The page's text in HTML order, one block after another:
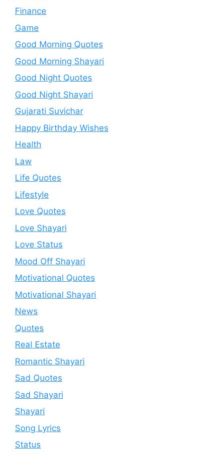
Finance
Game
Good Morning Quotes
Good Morning Shayari
Good Night Quotes
Good Night Shayari
Gujarati Suvichar
Happy Birthday Wishes
Health
Law
Life Quotes
Lifestyle
Love Quotes
Love Shayari
Love Status
Mood Off Shayari
Motivational Quotes
Motivational Shayari
News
Quotes
Real Estate
Romantic Shayari
Sad Quotes
Sad Shayari
Shayari
Song Lyrics
Status